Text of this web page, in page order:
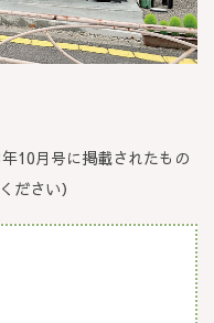
10月号に掲載されたもの
ださい）